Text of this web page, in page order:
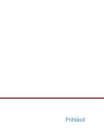
Prihlásiť